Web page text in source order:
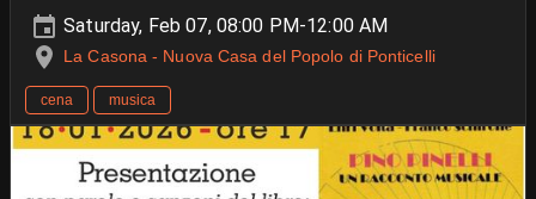
Saturday, Feb 07, 08:00 PM-12:00 AM
La Casona - Nuova Casa del Popolo di Ponticelli
cena musica